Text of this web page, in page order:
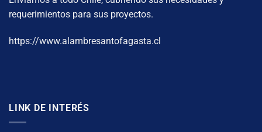
requerimientos para sus proyectos.
https://www.alambresantofagasta.cl
LINK DE INTERÉS